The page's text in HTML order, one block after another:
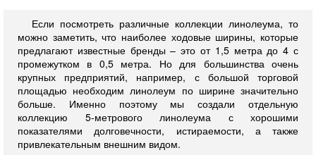
Если посмотреть различные коллекции линолеума, то
можно заметить, что наиболее ходовые ширины, которые
предлагают известные бренды – это от 1,5 метра до 4 с
промежутком в 0,5 метра. Но для большинства очень
крупных предприятий, например, с большой торговой
площадью необходим линолеум по ширине значительно
больше. Именно поэтому мы создали отдельную
коллекцию 5-метрового линолеума с хорошими
показателями долговечности, истираемости, а также
привлекательным внешним видом.